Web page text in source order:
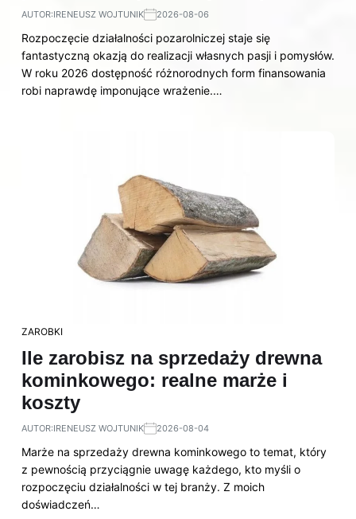
AUTOR:IRENEUSZ WOJTUNIK 2026-08-06
Rozpoczęcie działalności pozarolniczej staje się
fantastyczną okazją do realizacji własnych pasji i pomysłów.
W roku 2026 dostępność różnorodnych form finansowania
robi naprawdę imponujące wrażenie.…
ZAROBKI
Ile zarobisz na sprzedaży drewna
kominkowego: realne marże i
koszty
AUTOR:IRENEUSZ WOJTUNIK 2026-08-04
Marże na sprzedaży drewna kominkowego to temat, który
z pewnością przyciągnie uwagę każdego, kto myśli o
rozpoczęciu działalności w tej branży. Z moich
doświadczeń…